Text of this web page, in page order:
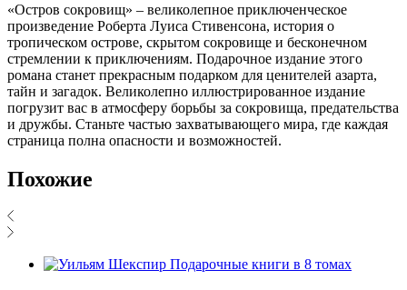
«Остров сокровищ» – великолепное приключенческое
произведение Роберта Луиса Стивенсона, история о
тропическом острове, скрытом сокровище и бесконечном
стремлении к приключениям. Подарочное издание этого
романа станет прекрасным подарком для ценителей азарта,
тайн и загадок. Великолепно иллюстрированное издание
погрузит вас в атмосферу борьбы за сокровища, предательства
и дружбы. Станьте частью захватывающего мира, где каждая
страница полна опасности и возможностей.
Похожие